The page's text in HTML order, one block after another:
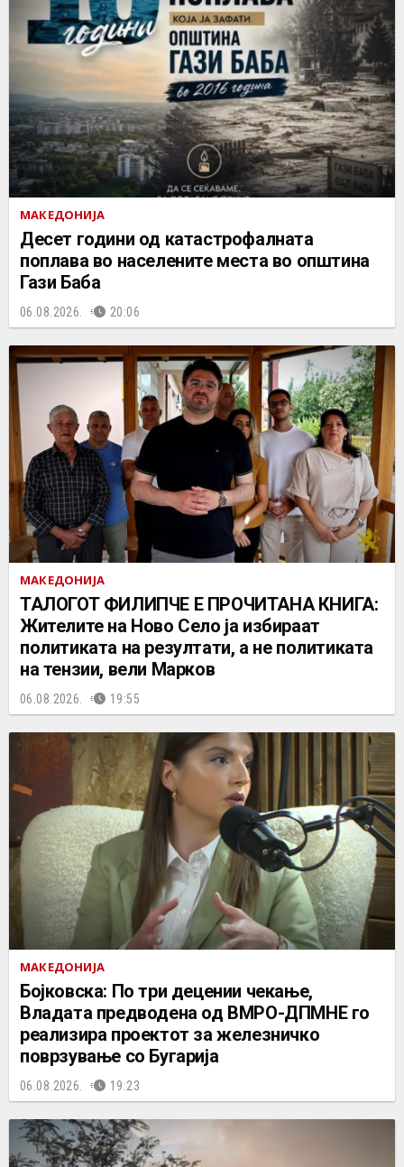
МАКЕДОНИЈА
Десет години од катастрофалната
поплава во населените места во општина
Гази Баба
06.08.2026. 20:06
МАКЕДОНИЈА
ТАЛОГОТ ФИЛИПЧЕ Е ПРОЧИТАНА КНИГА:
Жителите на Ново Село ја избираат
политиката на резултати, а не политиката
на тензии, вели Марков
06.08.2026. 19:55
МАКЕДОНИЈА
Бојковска: По три децении чекање,
Владата предводена од ВМРО-ДПМНЕ го
реализира проектот за железничко
поврзување со Бугарија
06.08.2026. 19:23